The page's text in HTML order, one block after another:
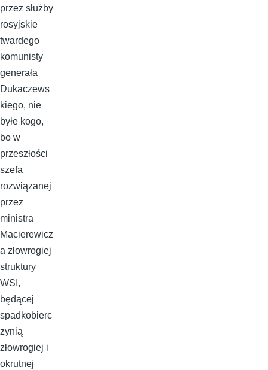
przez służby
rosyjskie
twardego
komunisty
generała
Dukaczews
kiego, nie
byłe kogo,
bo w
przeszłości
szefa
rozwiązanej
przez
ministra
Macierewicz
a złowrogiej
struktury
WSI,
będącej
spadkobierc
zynią
złowrogiej i
okrutnej